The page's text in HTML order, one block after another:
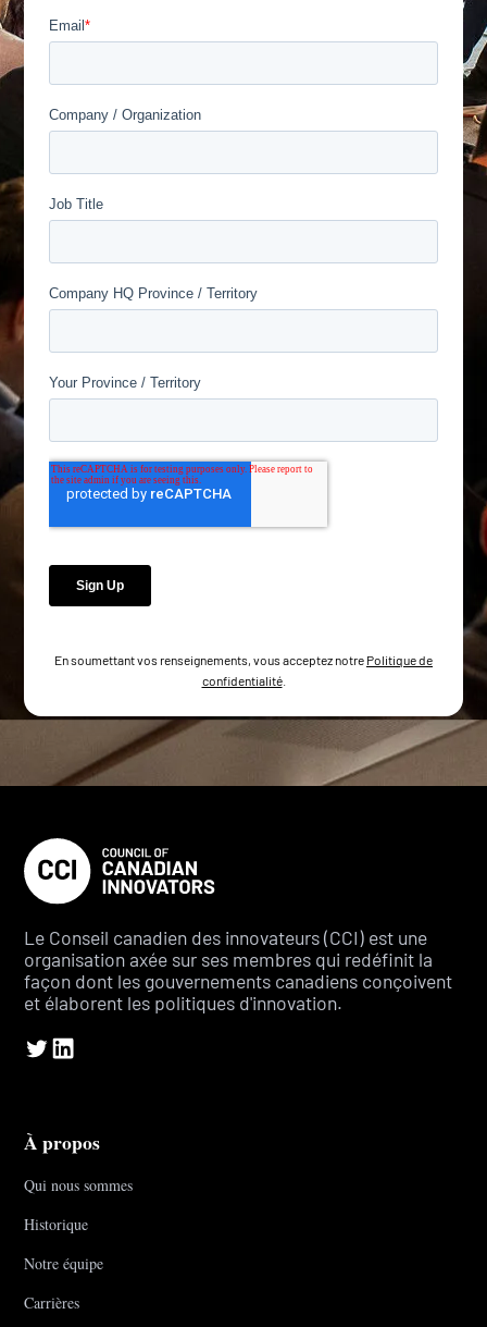
En soumettant vos renseignements, vous acceptez notre Politique de
confidentialité.
Le Conseil canadien des innovateurs (CCI) est une
organisation axée sur ses membres qui redéfinit la
façon dont les gouvernements canadiens conçoivent
et élaborent les politiques d'innovation.
À propos
Qui nous sommes
Historique
Notre équipe
Carrières